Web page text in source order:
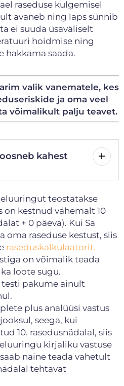
raseduse kulgemisel
avaneb ning laps sünnib
ei suuda üsaväliselt
hoidmise ning
hakkama saada.
valik vanematele, kes
ja oma veel
võimalikult palju teavet.
kahest
teostatakse
on kestnud vähemalt 10
+ 0 päeva). Kui Sa
oma raseduse kestust, siis
raseduskalkulaatorit.
on võimalik teada
loote sugu.
testi pakume ainult
plus analüüsi vastus
seega, kui
10. rasedusnädalal, siis
kirjaliku vastuse
naine teada vahetult
tehtavat